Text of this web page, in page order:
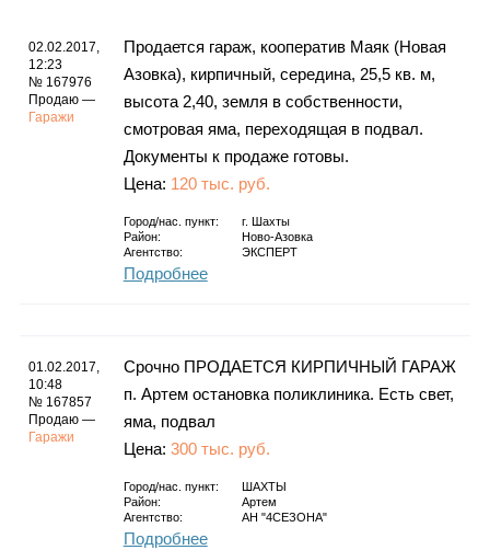
02.02.2017,
12:23
№ 167976
Продаю —
Гаражи
Продается гараж, кооператив Маяк (Новая
Азовка), кирпичный, середина, 25,5 кв. м,
высота 2,40, земля в собственности,
смотровая яма, переходящая в подвал.
Документы к продаже готовы.
Цена: 120 тыс. руб.
Город/нас. пункт: г.
Шахты
Район:
Ново-Азовка
Агентство:
ЭКСПЕРТ
Подробнее
01.02.2017,
10:48
№ 167857
Продаю —
Гаражи
Срочно ПРОДАЕТСЯ КИРПИЧНЫЙ ГАРАЖ
п. Артем остановка поликлиника. Есть свет,
яма, подвал
Цена: 300 тыс. руб.
Город/нас. пункт:
ШАХТЫ
Район:
Артем
Агентство:
АН "4СЕЗОНА"
Подробнее